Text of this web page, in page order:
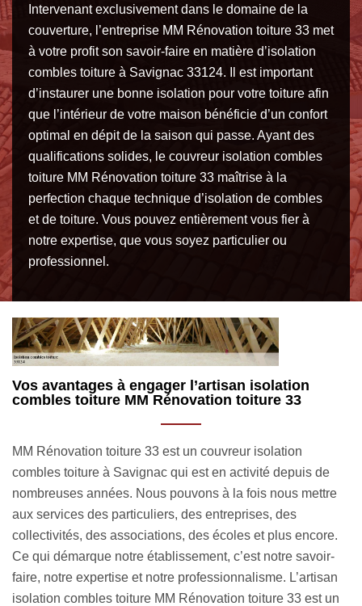
Intervenant exclusivement dans le domaine de la
couverture, l’entreprise MM Rénovation toiture 33 met
à votre profit son savoir-faire en matière d’isolation
combles toiture à Savignac 33124. Il est important
d’instaurer une bonne isolation pour votre toiture afin
que l’intérieur de votre maison bénéficie d’un confort
optimal en dépit de la saison qui passe. Ayant des
qualifications solides, le couvreur isolation combles
toiture MM Rénovation toiture 33 maîtrise à la
perfection chaque technique d’isolation de combles
et de toiture. Vous pouvez entièrement vous fier à
notre expertise, que vous soyez particulier ou
professionnel.
Nous pouvons manier différents types d’isolants
de toit
En tant que spécialiste en isolation combles toiture à
Savignac depuis plusieurs années, il est tout à fait logique
que nous soyons à même de manier différents matériaux
isolants pour apporter plus de confort à votre espace
intérieur. Selon que vous ayez des combles perdus ou des
combles aménagés, nos couvreurs sont en mesure
d’utiliser de la ouate de cellulose, de la laine de roche, de
la fibre de bois, etc. En somme, nous pouvons poser des